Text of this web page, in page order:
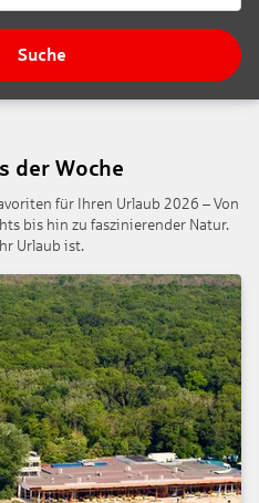
Suche
der Woche
für Ihren Urlaub 2026 – Von
bis hin zu faszinierender Natur.
Urlaub ist.